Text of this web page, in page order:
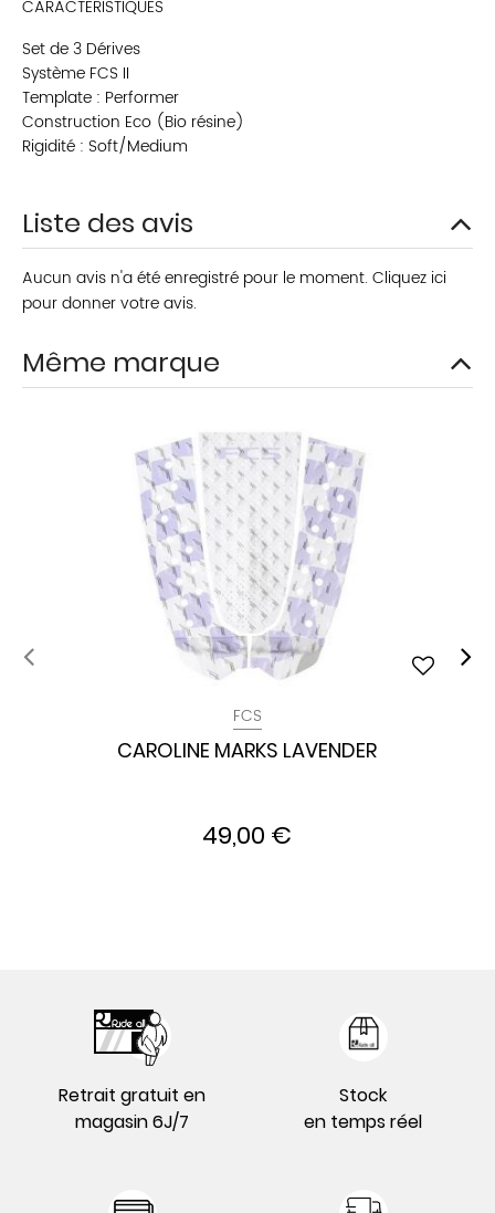
CARACTERISTIQUES
Set de 3 Dérives
Système FCS II
Template : Performer
Construction Eco (Bio résine)
Rigidité : Soft/Medium
Liste des avis
Aucun avis n'a été enregistré pour le moment. Cliquez ici
pour donner votre avis.
Même marque
FCS
CAROLINE MARKS LAVENDER
49,00 €
Retrait gratuit en
magasin 6J/7
Stock
en temps réel